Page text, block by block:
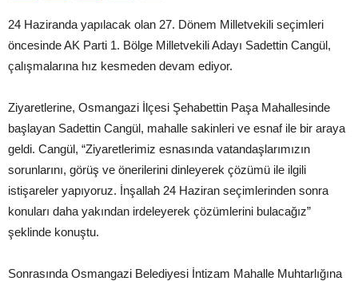
24 Haziranda yapılacak olan 27. Dönem Milletvekili seçimleri
öncesinde AK Parti 1. Bölge Milletvekili Adayı Sadettin Cangül,
çalışmalarına hız kesmeden devam ediyor.
Ziyaretlerine, Osmangazi İlçesi Şehabettin Paşa Mahallesinde
başlayan Sadettin Cangül, mahalle sakinleri ve esnaf ile bir araya
geldi. Cangül, “Ziyaretlerimiz esnasında vatandaşlarımızın
sorunlarını, görüş ve önerilerini dinleyerek çözümü ile ilgili
istişareler yapıyoruz. İnşallah 24 Haziran seçimlerinden sonra
konuları daha yakından irdeleyerek çözümlerini bulacağız”
şeklinde konuştu.
Sonrasında Osmangazi Belediyesi İntizam Mahalle Muhtarlığına